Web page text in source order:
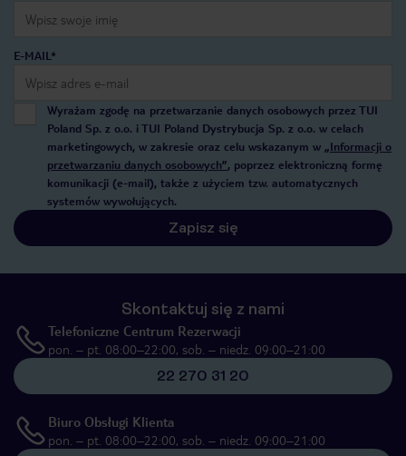
E-MAIL*
Wyrażam zgodę na przetwarzanie danych osobowych przez TUI
Poland Sp. z o.o. i TUI Poland Dystrybucja Sp. z o.o. w celach
marketingowych, w zakresie oraz celu wskazanym w „Informacji o
przetwarzaniu danych osobowych”, poprzez elektroniczną formę
komunikacji (e-mail), także z użyciem tzw. automatycznych
systemów wywołujących.
Zapisz się
Skontaktuj się z nami
Telefoniczne Centrum Rezerwacji
pon. – pt. 08:00–22:00, sob. – niedz. 09:00–21:00
22 270 31 20
Biuro Obsługi Klienta
pon. – pt. 08:00–22:00, sob. – niedz. 09:00–21:00